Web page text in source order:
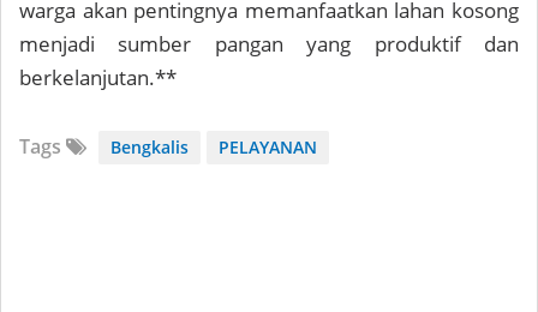
warga akan pentingnya memanfaatkan lahan kosong
menjadi sumber pangan yang produktif dan
berkelanjutan.**
Tags Bengkalis PELAYANAN